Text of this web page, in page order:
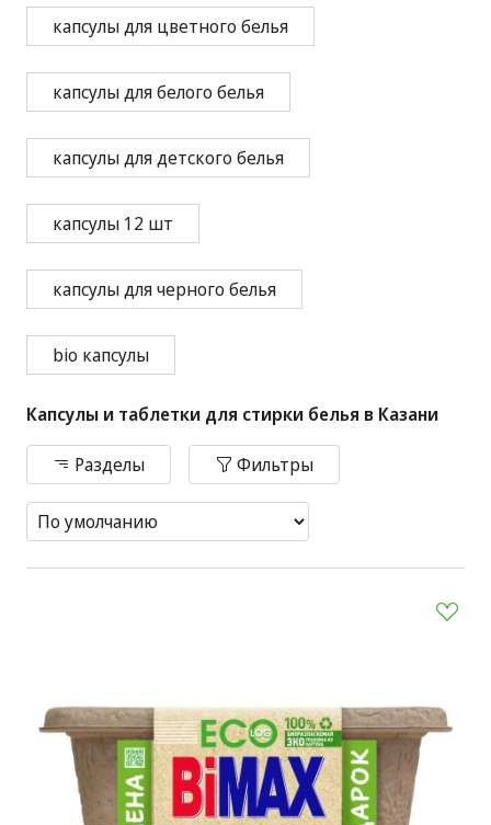
прачечных)
капсулы для цветного белья
капсулы для белого белья
капсулы для детского белья
капсулы 12 шт
капсулы для черного белья
bio капсулы
Капсулы и таблетки для стирки белья в Казани
Разделы Фильтры